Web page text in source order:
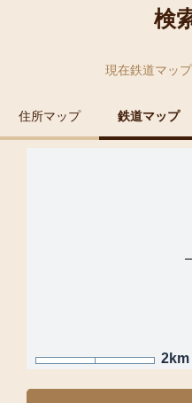
検
現在鉄道マップ
住所マップ 鉄道マップ
2km